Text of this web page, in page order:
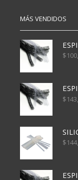
MÁS VENDIDOS
$
$
$